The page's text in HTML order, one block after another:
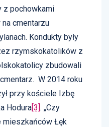
z pochowkami
cmentarzu
Kondukty były
rzymskokatolików z
zbudowali
W 2014 roku
przy kościele Izbę
Hodura[3]. „Czy
mieszkańców Łęk